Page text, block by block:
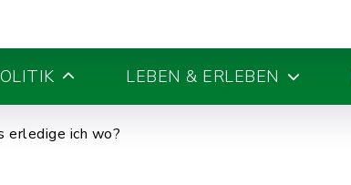
LEBEN & ERLEBEN
erledige ich wo?